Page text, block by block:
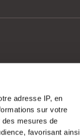
adresse IP, en
sur votre
mesures de
favorisant ainsi
nous ?
de la plateforme